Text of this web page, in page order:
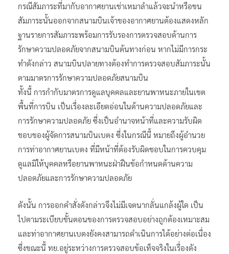
กรณีสัมภาระที่มากับอากาศยานเช่าเหมาลำแล้วจะนำหรือขน
สัมภาระนั้นออกจากสนามบินเจ้าของอากาศยานต้องแสดงหลัก
ฐานรายการสัมภาระพร้อมการรับรองการตรวจสอบด้านการ
รักษาความปลอดภัยจากสนามบินต้นทางก่อน หากไม่มีการกระ
ทำดังกล่าว สนามบินปลายทางต้องทำการตรวจสอบสัมภาระนั้น
ตามมาตรการรักษาความปลอดภัยสนามบิน
ทั้งนี้ การกำกับมาตรการดูแลบุคคลและยานพาหนะภายในเขต
พื้นที่การบิน เป็นเรื่องละเอียดอ่อนในด้านความปลอดภัยและ
การรักษาความปลอดภัย ซึ่งเป็นอำนาจหน้าที่และความรับผิด
ชอบของผู้จัดการสนามบินเบตง ซึ่งในกรณีนี้ หมายถึงผู้อำนวย
การท่าอากาศยานเบตง ที่มีหน้าที่ต้องรับผิดชอบในการควบคุม
ดูแลมิให้บุคคลหรือยานพาหนะฝ่าฝืนข้อกำหนดด้านความ
ปลอดภัยและการรักษาความปลอดภัย
ดังนั้น การออกคำสั่งดังกล่าวจึงไม่มีเจตนากลั่นแกล้งผู้ใด เป็น
ไปตามระเบียบขั้นตอนของการตรวจสอบอย่างถูกต้องเหมาะสม
และท่าอากาศยานเบตงยังคงสามารถดำเนินการได้อย่างต่อเนื่อง
ซึ่งขณะนี้ ทย.อยู่ระหว่างการตรวจสอบข้อเท็จจริงในเรื่องดัง